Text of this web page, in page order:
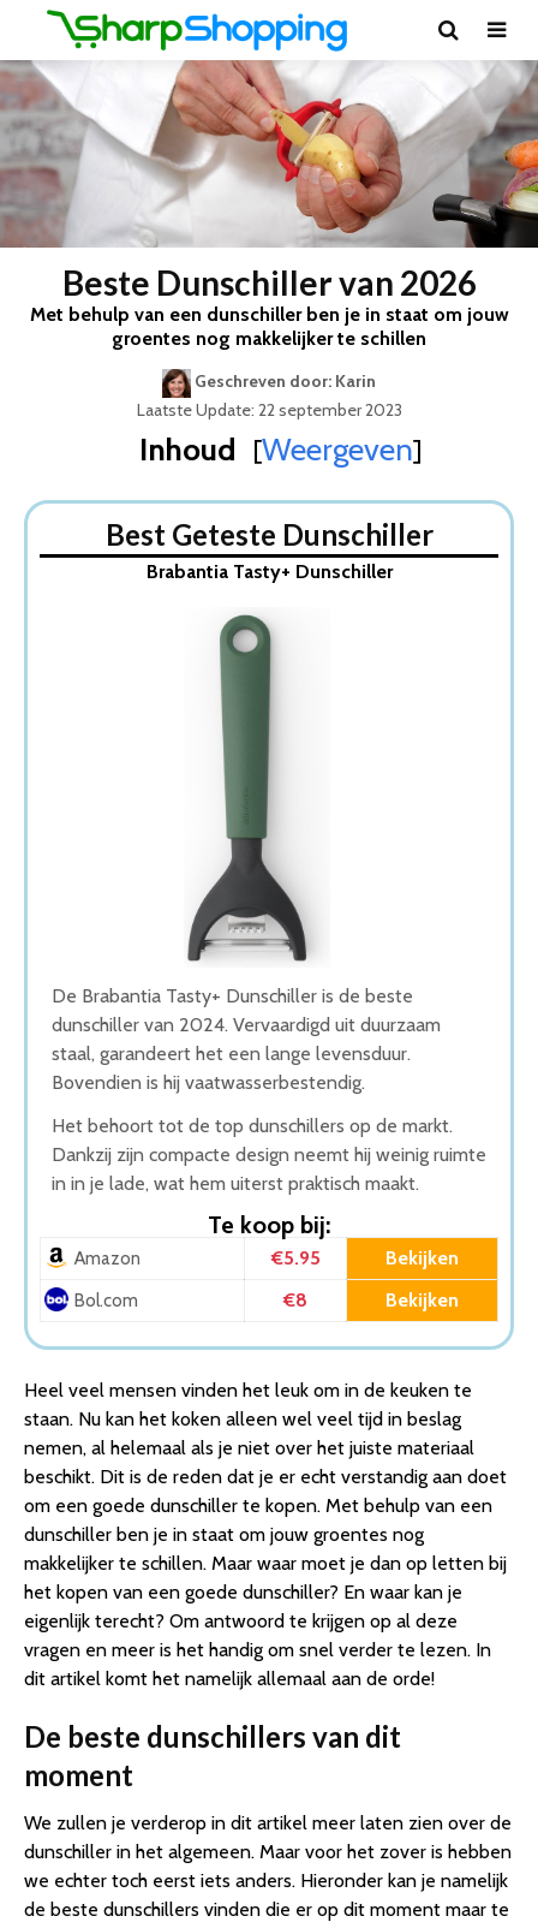
Beste Dunschiller van 2026
Met behulp van een dunschiller ben je in staat om jouw
groentes nog makkelijker te schillen
Geschreven door: Karin
Laatste Update: 22 september 2023
Inhoud [Weergeven]
1. Brabantia Tasty+ Dunschiller
2. Victorinox Dunschiller
4. OXO Good Grips Dunschiller
5. Westmark Famos Dunschiller
Wat is de beste Dunschiller van 2026
1. Beste Dunschiller van 2026
2. Goede Koop Dunschiller
3. Stijlvolle Dunschiller
4. Goede Prijs-Kwaliteit Dunschiller
5. Beste Budget Dunschiller van 2026
Best Geteste Dunschiller
Brabantia Tasty+ Dunschiller
De Brabantia Tasty+ Dunschiller is de beste
dunschiller van 2024. Vervaardigd uit duurzaam
staal, garandeert het een lange levensduur.
Bovendien is hij vaatwasserbestendig.
Het behoort tot de top dunschillers op de markt.
Dankzij zijn compacte design neemt hij weinig ruimte
in in je lade, wat hem uiterst praktisch maakt.
Te koop bij:
Amazon €5.95 Bekijken
Bol.com €8 Bekijken
Heel veel mensen vinden het leuk om in de keuken te
staan. Nu kan het koken alleen wel veel tijd in beslag
nemen, al helemaal als je niet over het juiste materiaal
beschikt. Dit is de reden dat je er echt verstandig aan doet
om een goede dunschiller te kopen. Met behulp van een
dunschiller ben je in staat om jouw groentes nog
makkelijker te schillen. Maar waar moet je dan op letten bij
het kopen van een goede dunschiller? En waar kan je
eigenlijk terecht? Om antwoord te krijgen op al deze
vragen en meer is het handig om snel verder te lezen. In
dit artikel komt het namelijk allemaal aan de orde!
De beste dunschillers van dit
moment
We zullen je verderop in dit artikel meer laten zien over de
dunschiller in het algemeen. Maar voor het zover is hebben
we echter toch eerst iets anders. Hieronder kan je namelijk
de beste dunschillers vinden die er op dit moment maar te